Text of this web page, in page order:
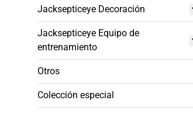
Jacksepticeye Decoración
Jacksepticeye Equipo de
entrenamiento
Otros
Colección especial